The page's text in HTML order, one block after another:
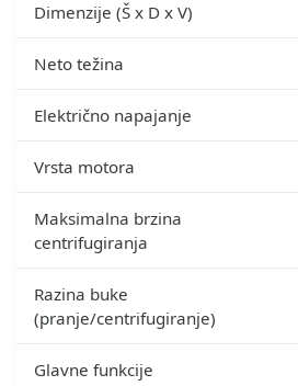
Dimenzije (Š x D x V)
Neto težina
Električno napajanje
Vrsta motora
Maksimalna brzina
centrifugiranja
Razina buke
(pranje/centrifugiranje)
Glavne funkcije